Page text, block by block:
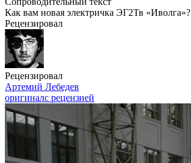
Как вам новая электричка ЭГ2Тв «Иволга»?
Рецензировал
Рецензировал
Артемий Лебедев
оригиналс рецензией